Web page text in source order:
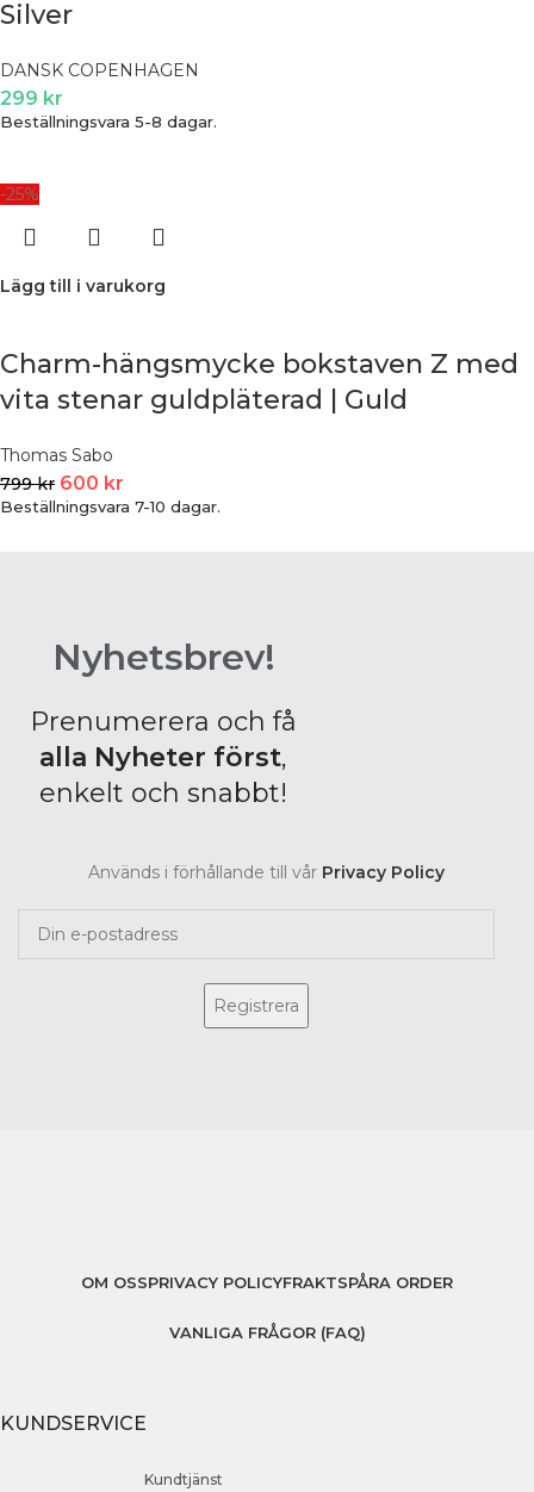
Silver
DANSK COPENHAGEN
299 kr
Beställningsvara 5-8 dagar.
-25%
Lägg till i varukorg
Charm-hängsmycke bokstaven Z med
vita stenar guldpläterad | Guld
Thomas Sabo
799kr 600 kr
Beställningsvara 7-10 dagar.
Nyhetsbrev!
Prenumerera och få
alla Nyheter först,
enkelt och snabbt!
Används i förhållande till vår Privacy Policy
OM OSSPRIVACY POLICYFRAKTSPÅRA ORDER
VANLIGA FRÅGOR (FAQ)
KUNDSERVICE
Kundtjänst